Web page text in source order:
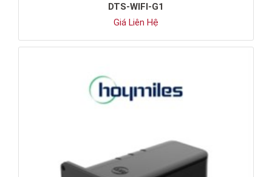
DTS-WIFI-G1
Giá Liên Hệ